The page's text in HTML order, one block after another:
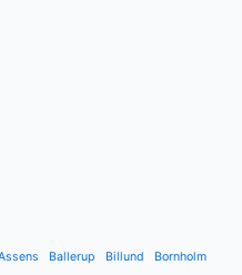
Ballerup Billund Bornholm